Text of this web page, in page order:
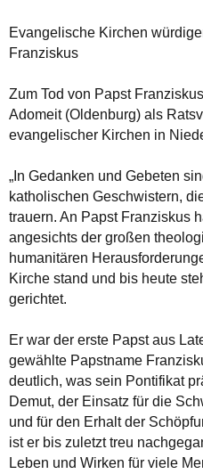
Evangelische Kirchen
Franziskus
Zum Tod von Papst
Adomeit (Oldenburg) als
evangelischer Kirchen in
„In Gedanken und Gebeten
katholischen Geschwistern,
trauern. An Papst Franziskus
angesichts der großen
humanitären
Kirche stand und bis heute
gerichtet.
Er war der erste Papst aus
gewählte Papstname
deutlich, was sein Pontifikat
Demut, der Einsatz für die
und für den Erhalt der
ist er bis zuletzt treu
Leben und Wirken für viele